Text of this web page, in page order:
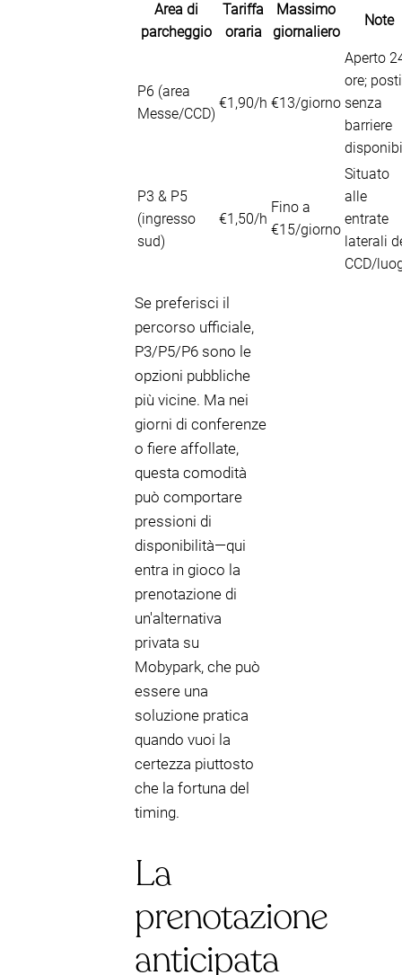
Area di
parcheggio
Tariffa
oraria
Massimo
giornaliero
Note
P6 (area
Messe/CCD)
€1,90/h €13/giorno
Aperto
ore; posti
senza
barriere
P3 & P5
(ingresso
sud)
€1,50/h
Fino a
€15/giorno
Situato
alle
entrate
laterali
CCD/
Se preferisci il
percorso ufficiale,
P3/P5/P6 sono le
opzioni pubbliche
più vicine. Ma nei
giorni di conferenze
o fiere affollate,
questa comodità
può comportare
pressioni di
disponibilità—qui
entra in gioco la
prenotazione di
un'alternativa
privata su
Mobypark, che può
essere una
soluzione pratica
quando vuoi la
certezza piuttosto
che la fortuna del
timing.
La
prenotazione
anticipata